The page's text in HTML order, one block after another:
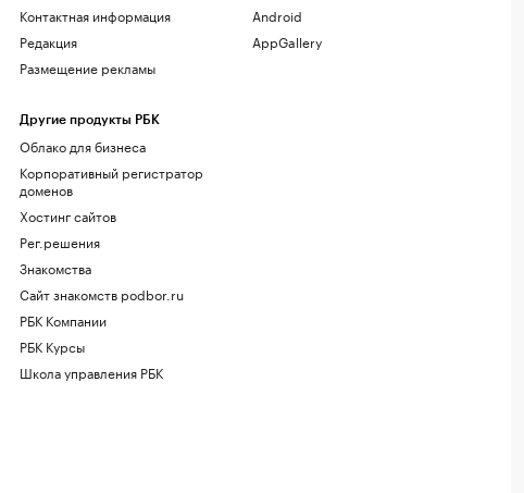
Контактная информация
Редакция
Размещение рекламы
Другие продукты РБК
Облако для бизнеса
Корпоративный регистратор
доменов
Хостинг сайтов
Рег.решения
Знакомства
Сайт знакомств podbor.ru
РБК Компании
РБК Курсы
Школа управления РБК
Android
AppGallery